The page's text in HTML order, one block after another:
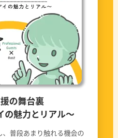
の舞台裏
の魅力とリアル〜
普段あまり触れる機会の